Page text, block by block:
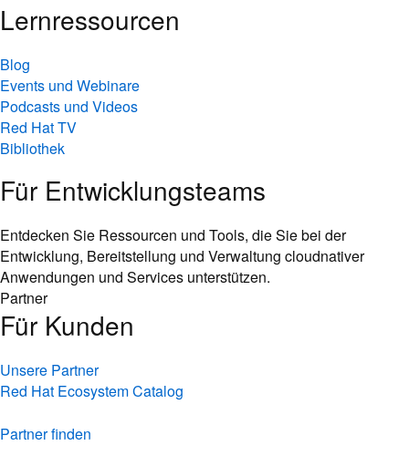
Lernressourcen
Blog
Events und Webinare
Podcasts und Videos
Red Hat TV
Bibliothek
Für Entwicklungsteams
Entdecken Sie Ressourcen und Tools, die Sie bei der
Entwicklung, Bereitstellung und Verwaltung cloudnativer
Anwendungen und Services unterstützen.
Partner
Für Kunden
Unsere Partner
Red Hat Ecosystem Catalog
Partner finden